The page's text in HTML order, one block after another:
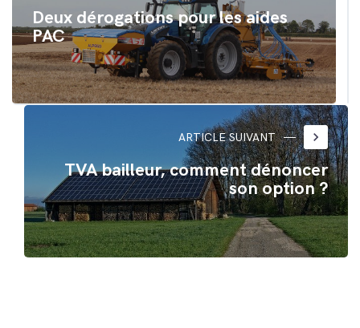
Deux dérogations pour les aides
PAC
ARTICLE SUIVANT keyboard_arrow_right
TVA bailleur, comment dénoncer
son option ?